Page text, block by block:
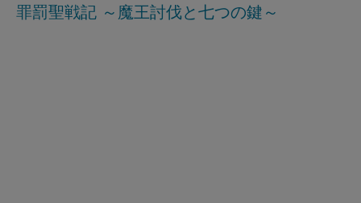
罪罰聖戦記 ～魔王討伐と七つの鍵～